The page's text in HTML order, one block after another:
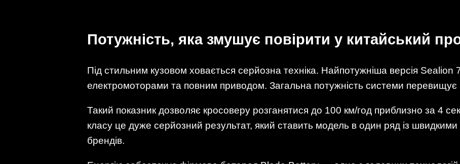
Потужність, яка змушує повірити у китайський
Під стильним кузовом ховається серйозна техніка. Найпотужніша версія
електромоторами та повним приводом. Загальна потужність системи перевищує
Такий показник дозволяє кросоверу розганятися до 100 км/год приблизно за 4
класу це дуже серйозний результат, який ставить модель в один ряд із швидкими
брендів.